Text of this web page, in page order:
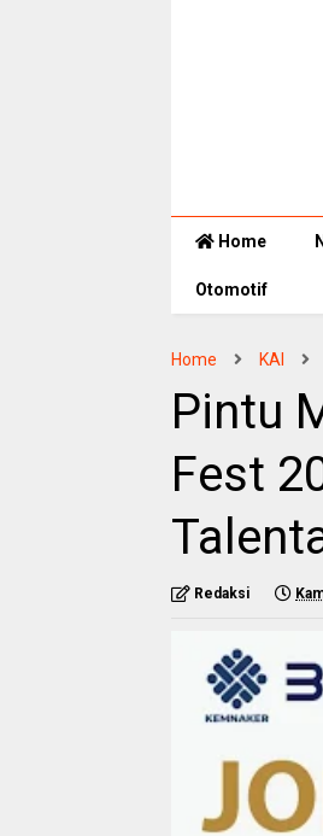
Home
Otomotif
Home KAI
Pintu
Fest
Redaksi